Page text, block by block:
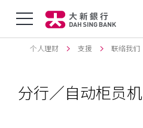
跳到主要內容
您正在浏览
页首
个人理财 支援 联络我们
分行／自动柜员机